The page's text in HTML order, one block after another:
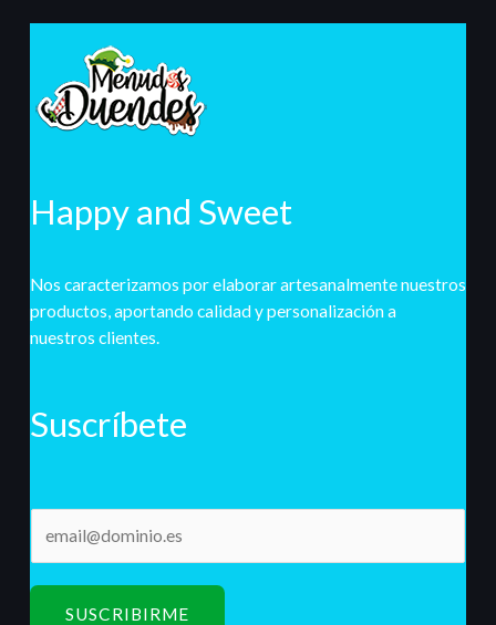
Happy and Sweet
Nos caracterizamos por elaborar artesanalmente nuestros
productos, aportando calidad y personalización a
nuestros clientes.
Suscríbete
SUSCRIBIRME